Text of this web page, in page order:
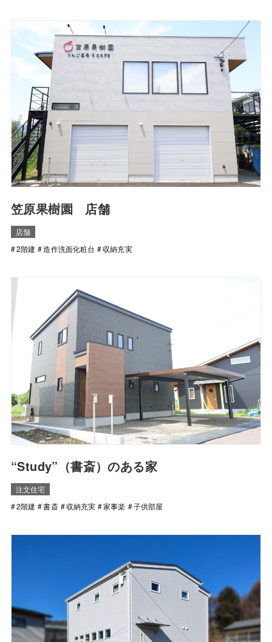
笠原果樹園 店舗
店舗
2階建
造作洗面化粧台 収納充実
“Study”（書斎）のある家
注文住宅
2階建
書斎 収納充実 家事楽 子供部屋